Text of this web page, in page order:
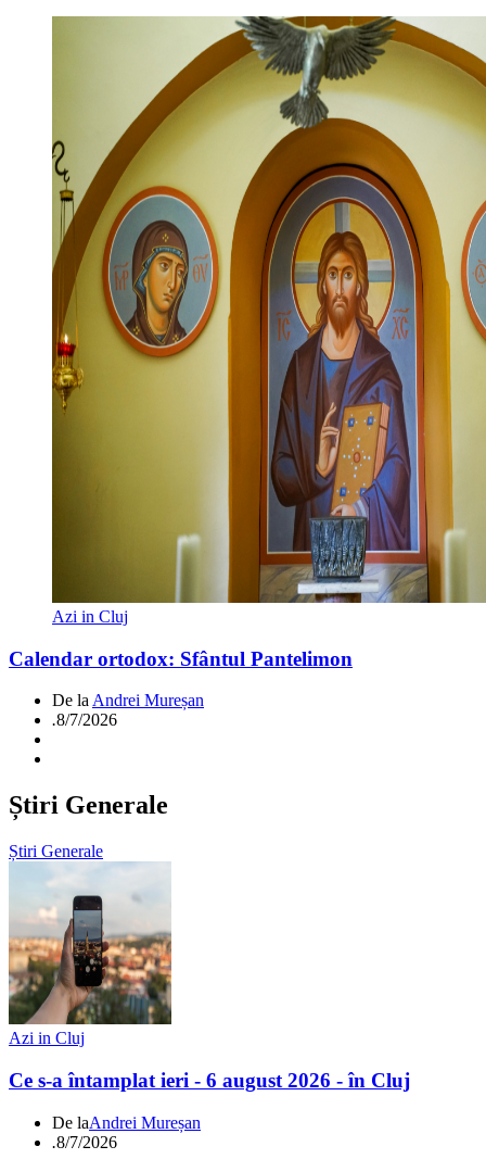
Azi in Cluj
Calendar ortodox: Sfântul Pantelimon
De la Andrei Mureșan
.8/7/2026
Știri Generale
Știri Generale
Azi in Cluj
Ce s-a întamplat ieri - 6 august 2026 - în Cluj
De laAndrei Mureșan
.8/7/2026